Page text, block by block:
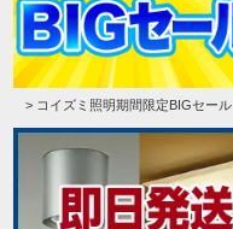
> コイズミ照明期間限定BIGセール